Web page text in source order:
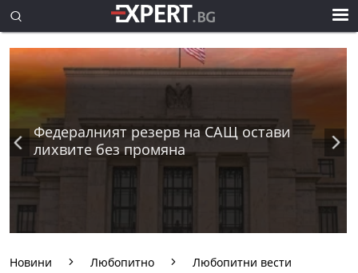
Федералният резерв на САЩ остави
лихвите без промяна
Новини Любопитно Любопитни вести